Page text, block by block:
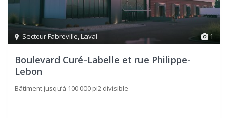
1
Secteur Fabreville,Laval
Boulevard Curé-Labelle et rue Philippe-
Lebon
Bâtiment jusqu’à 100 000 pi2 divisible